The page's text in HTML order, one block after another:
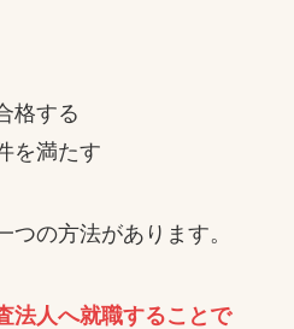
格する
を満たす
の方法があります。
法人へ就職することで